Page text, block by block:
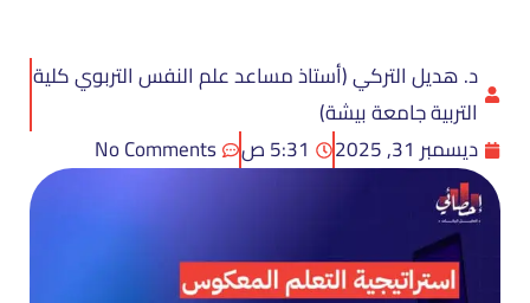
د. هديل التركي (أستاذ مساعد علم النفس التربوي كلية
التربية جامعة بيشة)
ديسمبر 31, 2025
5:31 ص No Comments